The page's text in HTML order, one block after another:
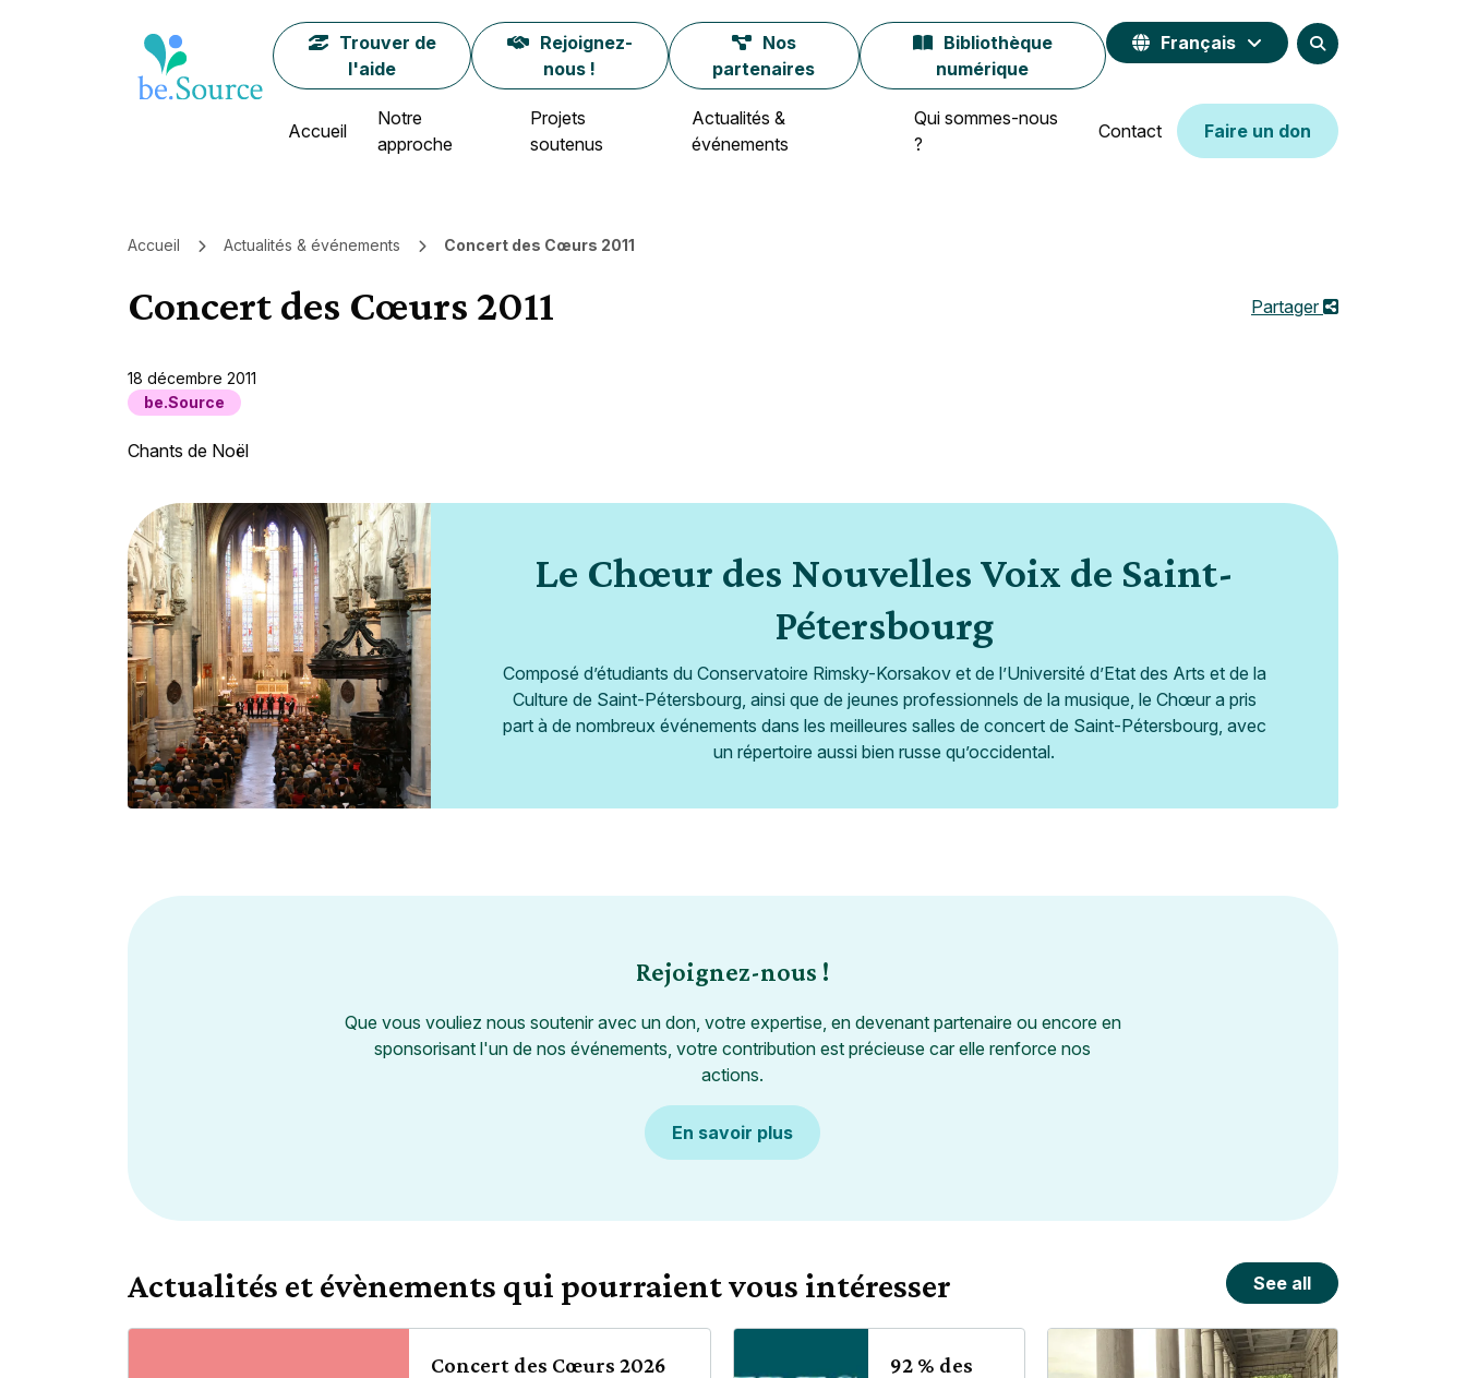
Page d'accueil
Accueil
Notre
approche
Projets
soutenus
Actualités &
événements
Qui sommes-nous
?
Contact Faire un don
Trouver de
l'aide
Rejoignez-
nous !
Nos
partenaires
Bibliothèque
numérique
Français
Nederlands
Display the search
Fil d'Ariane
Accueil Actualités & événements Concert des Cœurs 2011
Concert des Cœurs 2011 Partager
18 décembre 2011
be.Source
Chants de Noël
Le Chœur des Nouvelles Voix de Saint-
Pétersbourg
Composé d’étudiants du Conservatoire Rimsky-Korsakov et de l’Université d’Etat des Arts et de la
Culture de Saint-Pétersbourg, ainsi que de jeunes professionnels de la musique, le Chœur a pris
part à de nombreux événements dans les meilleures salles de concert de Saint-Pétersbourg, avec
un répertoire aussi bien russe qu’occidental.
Rejoignez-nous !
Que vous vouliez nous soutenir avec un don, votre expertise, en devenant partenaire ou encore en
sponsorisant l'un de nos événements, votre contribution est précieuse car elle renforce nos
actions.
En savoir plus
Actualités et évènements qui pourraient vous intéresser
Concert des Cœurs 2026
92 % des
See all